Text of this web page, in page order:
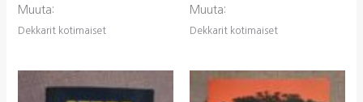
Muuta:
Dekkarit kotimaiset
Muuta:
Dekkarit kotimaiset